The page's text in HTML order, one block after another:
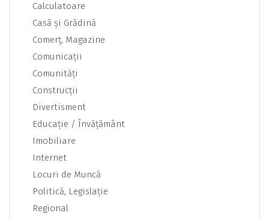
Calculatoare
Casă şi Grădină
Comerţ, Magazine
Comunicaţii
Comunităţi
Construcţii
Divertisment
Educaţie / Învăţământ
Imobiliare
Internet
Locuri de Muncă
Politică, Legislaţie
Regional